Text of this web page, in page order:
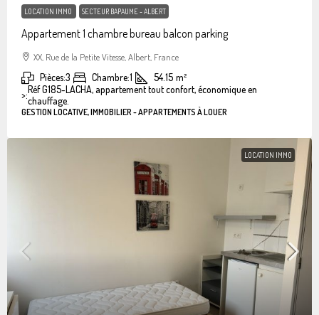
LOCATION IMMO SECTEUR BAPAUME - ALBERT
Appartement 1 chambre bureau balcon parking
XX, Rue de la Petite Vitesse, Albert, France
Pièces:3 Chambre:1 54.15 m²
>:Réf G185-LACHA, appartement tout confort, économique en
chauffage.
GESTION LOCATIVE, IMMOBILIER - APPARTEMENTS À LOUER
LOCATION IMMO